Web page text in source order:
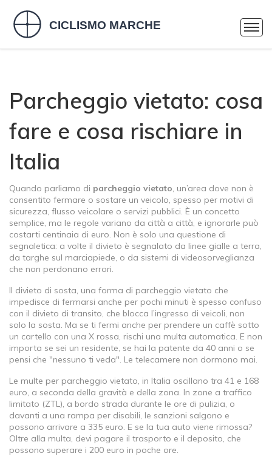
Parcheggio vietato: cosa
fare e cosa rischiare in
Italia
Quando parliamo di parcheggio vietato, un’area dove non è
consentito fermare o sostare un veicolo, spesso per motivi di
sicurezza, flusso veicolare o servizi pubblici. È un concetto
semplice, ma le regole variano da città a città, e ignorarle può
costarti centinaia di euro. Non è solo una questione di
segnaletica: a volte il divieto è segnalato da linee gialle a terra,
da targhe sul marciapiede, o da sistemi di videosorveglianza
che non perdonano errori.
Il divieto di sosta, una forma di parcheggio vietato che
impedisce di fermarsi anche per pochi minuti è spesso confuso
con il divieto di transito, che blocca l’ingresso di veicoli, non
solo la sosta. Ma se ti fermi anche per prendere un caffè sotto
un cartello con una X rossa, rischi una multa automatica. E non
importa se sei un residente, se hai la patente da 40 anni o se
pensi che "nessuno ti veda". Le telecamere non dormono mai.
Le multe per parcheggio vietato, in Italia oscillano tra 41 e 168
euro, a seconda della gravità e della zona. In zone a traffico
limitato (ZTL), a bordo strada durante le ore di pulizia, o
davanti a una rampa per disabili, le sanzioni salgono e
possono arrivare a 335 euro. E se la tua auto viene rimossa?
Oltre alla multa, devi pagare il trasporto e il deposito, che
possono superare i 200 euro in poche ore.